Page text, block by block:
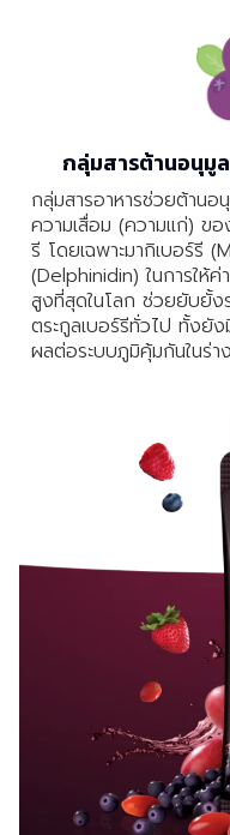
กลุ่มสารต้านอนุมูล
กลุ่มสารอาหารช่วยต้าน
ความเสื่อม (ความแก่) ข
รี โดยเฉพาะมากิเบอร์รี
(Delphinidin) ในการให้ค่า
สูงที่สุดในโลก ช่วยยับยั้ง
ตระกูลเบอร์รีทั่วไป ทั้งยั
ผลต่อระบบภูมิคุ้มกันในร่